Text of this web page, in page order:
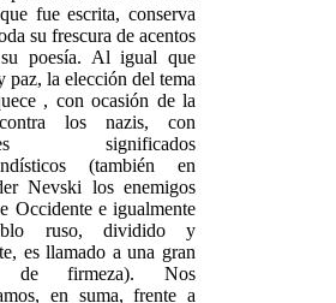
fue escrita, conserva
su frescura de acentos
poesía. Al igual que
paz, la elección del tema
, con ocasión de la
los nazis, con
significados
(también en
Nevski los enemigos
Occidente e igualmente
ruso, dividido y
es llamado a una gran
de firmeza). Nos
en suma, frente a